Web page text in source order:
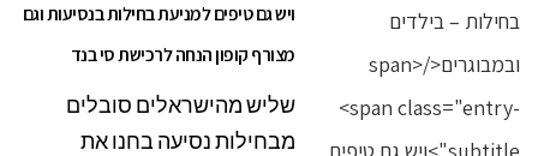
ויש גם טיפים למניעת בחילות בנסיעות וגם
מצורף קופון הנחה לרכישת סי בנד
שליש מהישראלים סובלים
מבחילות נסיעה בחנו את